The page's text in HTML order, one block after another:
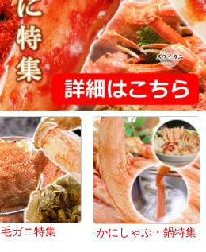
毛ガニ特集 かにしゃぶ・鍋特集